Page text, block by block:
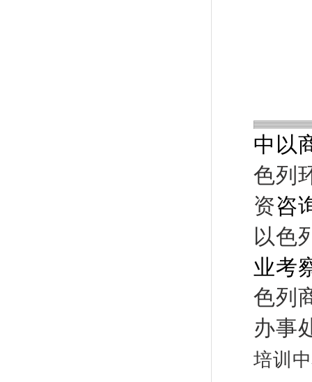
中以
色列
资咨
以色
业考
色列
办事
培训